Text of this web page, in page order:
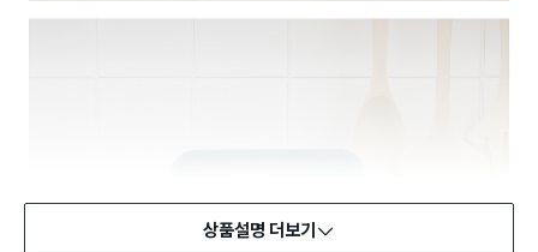
상품설명 더보기